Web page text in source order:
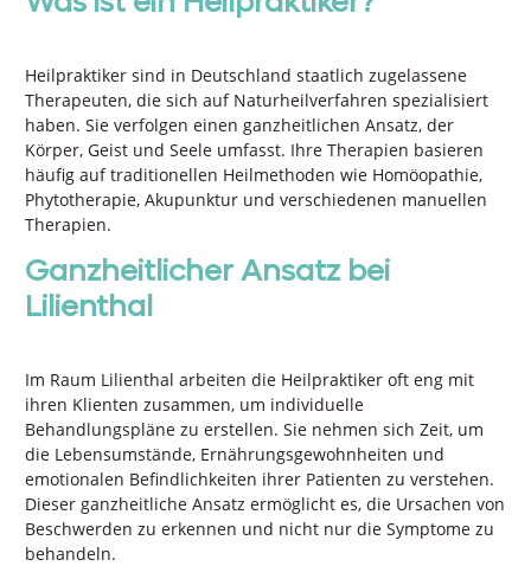
Heilpraktiker sind in Deutschland staatlich zugelassene
Therapeuten, die sich auf Naturheilverfahren spezialisiert
haben. Sie verfolgen einen ganzheitlichen Ansatz, der
Körper, Geist und Seele umfasst. Ihre Therapien basieren
häufig auf traditionellen Heilmethoden wie Homöopathie,
Phytotherapie, Akupunktur und verschiedenen manuellen
Therapien.
Ganzheitlicher Ansatz bei
Lilienthal
Im Raum Lilienthal arbeiten die Heilpraktiker oft eng mit
ihren Klienten zusammen, um individuelle
Behandlungspläne zu erstellen. Sie nehmen sich Zeit, um
die Lebensumstände, Ernährungsgewohnheiten und
emotionalen Befindlichkeiten ihrer Patienten zu verstehen.
Dieser ganzheitliche Ansatz ermöglicht es, die Ursachen von
Beschwerden zu erkennen und nicht nur die Symptome zu
behandeln.